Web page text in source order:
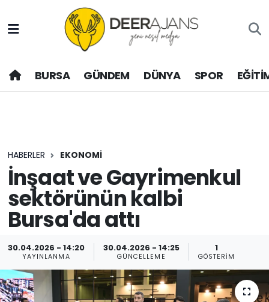
BURSA GÜNDEM DÜNYA SPOR
HABERLER EKONOMİ
İnşaat ve Gayrimenkul
sektörünün kalbi
Bursa'da attı
30.04.2026 - 14:20
YAYINLANMA
30.04.2026 - 14:25
GÜNCELLEME
1
GÖSTERIM
Hava Durumu
Trafik Durumu
Son Dakika Haberleri
Haber Arşivi